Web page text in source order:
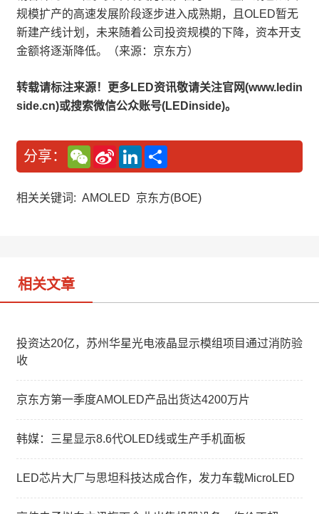
规模扩产的高速发展阶段逐步进入成熟期，且OLED暂无
新建产线计划，未来随着公司投资规模的下降，资本开支
金额将逐渐降低。（来源：京东方）
转载请标注来源！更多LED资讯敬请关注官网(www.ledin
side.cn)或搜索微信公众账号(LEDinside)。
分享：
W
e
C
a
S
n
W
L
n
e
相关关键词: AMOLED 京东方(BOE)
相关文章
投资达20亿，苏州华星光电液晶显示模组项目通过消防验
收
京东方第一季度AMOLED产品出货达4200万片
韩媒：三星显示8.6代OLED线或生产手机面板
LED芯片大厂与思坦科技达成合作，发力车载MicroLED